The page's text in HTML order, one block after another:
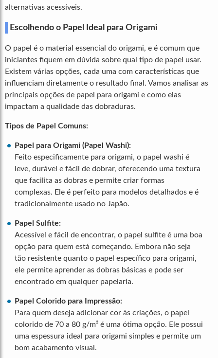
alternativas acessíveis.
Escolhendo o Papel Ideal para Origami
O papel é o material essencial do origami, e é comum que
iniciantes fiquem em dúvida sobre qual tipo de papel usar.
Existem várias opções, cada uma com características que
influenciam diretamente o resultado final. Vamos analisar as
principais opções de papel para origami e como elas
impactam a qualidade das dobraduras.
Tipos de Papel Comuns:
Papel para Origami (Papel Washi):
Feito especificamente para origami, o papel washi é
leve, durável e fácil de dobrar, oferecendo uma textura
que facilita as dobras e permite criar formas
complexas. Ele é perfeito para modelos detalhados e é
tradicionalmente usado no Japão.
Papel Sulfite:
Acessível e fácil de encontrar, o papel sulfite é uma boa
opção para quem está começando. Embora não seja
tão resistente quanto o papel específico para origami,
ele permite aprender as dobras básicas e pode ser
encontrado em qualquer papelaria.
Papel Colorido para Impressão:
Para quem deseja adicionar cor às criações, o papel
colorido de 70 a 80 g/m² é uma ótima opção. Ele possui
uma espessura ideal para origami simples e permite um
bom acabamento visual.